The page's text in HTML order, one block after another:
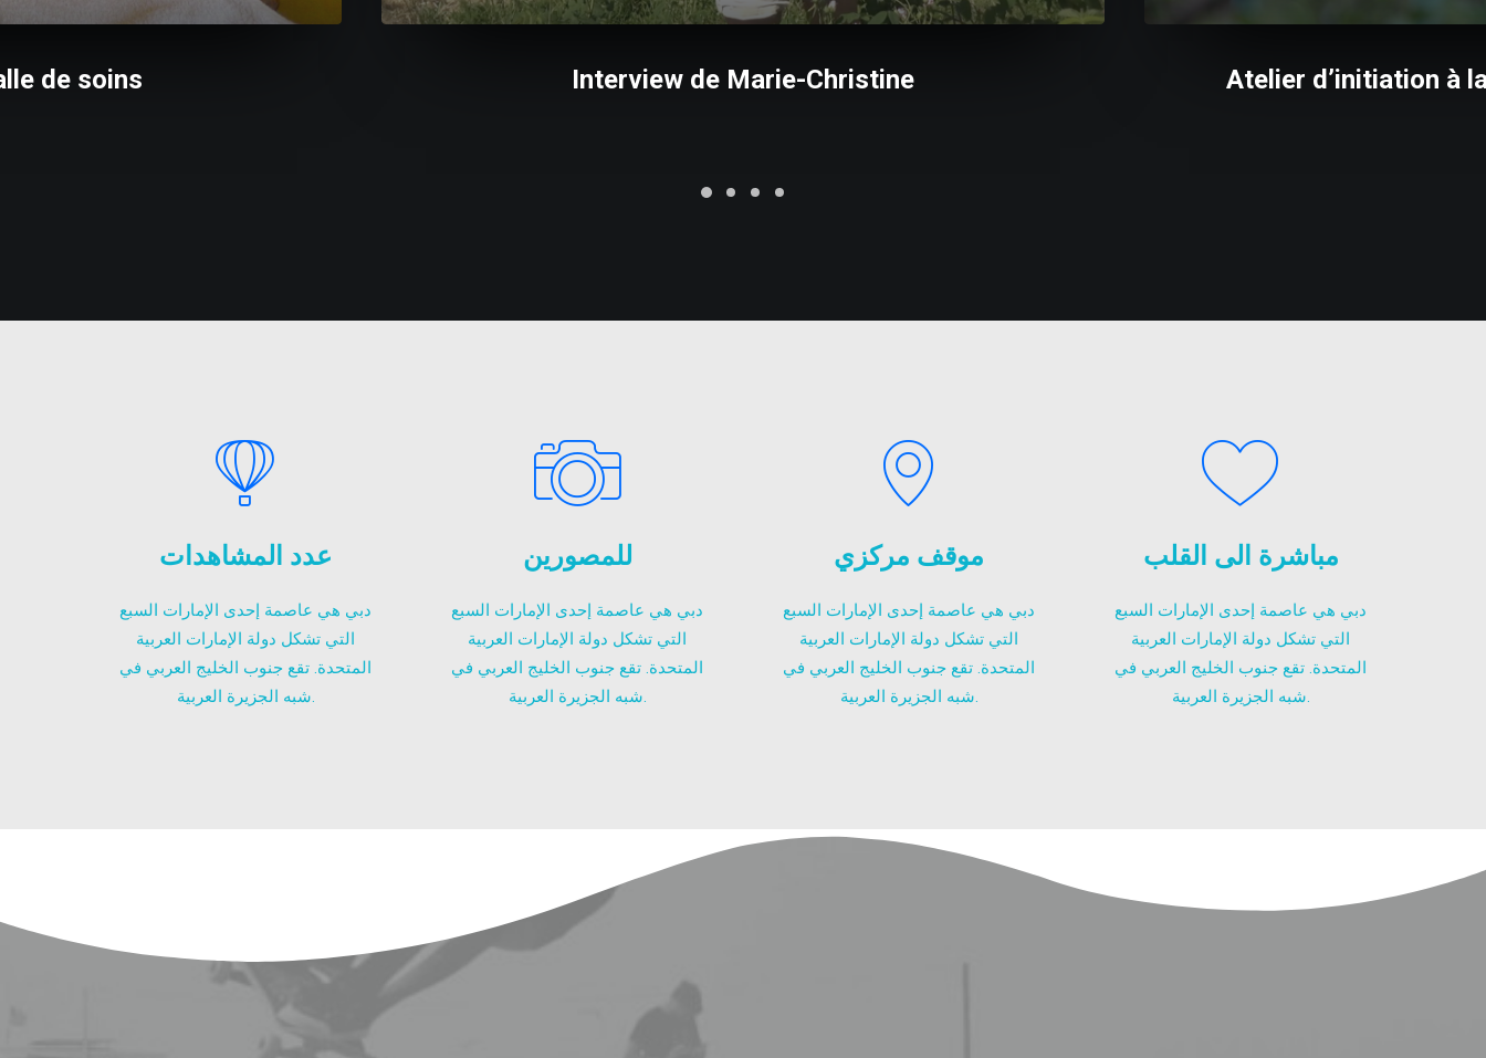
de soins Interview de Marie-Christine Atelier d’initiation à
عدد المشاهدات
دبي هي عاصمة إحدى الإمارات السبع
التي تشكل دولة الإمارات العربية
المتحدة. تقع جنوب الخليج العربي في
شبه الجزيرة العربية.
للمصورين
دبي هي عاصمة إحدى الإمارات السبع
التي تشكل دولة الإمارات العربية
المتحدة. تقع جنوب الخليج العربي في
شبه الجزيرة العربية.
موقف مركزي
دبي هي عاصمة إحدى الإمارات السبع
التي تشكل دولة الإمارات العربية
المتحدة. تقع جنوب الخليج العربي في
شبه الجزيرة العربية.
مباشرة الى القلب
دبي هي عاصمة إحدى الإمارات السبع
التي تشكل دولة الإمارات العربية
المتحدة. تقع جنوب الخليج العربي في
شبه الجزيرة العربية.